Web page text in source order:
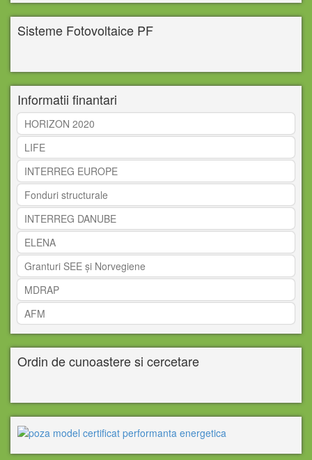
Sisteme Fotovoltaice PF
Informatii finantari
HORIZON 2020
LIFE
INTERREG EUROPE
Fonduri structurale
INTERREG DANUBE
ELENA
Granturi SEE și Norvegiene
MDRAP
AFM
Ordin de cunoastere si cercetare